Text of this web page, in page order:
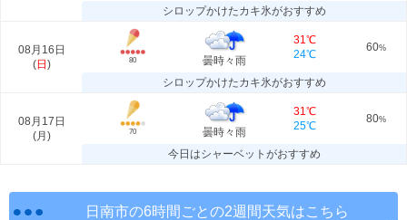
シロップかけたカキ氷がおすすめ
08月16日
(日 ) 80 曇時々雨
31℃
24℃
60%
シロップかけたカキ氷がおすすめ
08月17日
(月 ) 70 曇時々雨
31℃
25℃
80%
今日はシャーベットがおすすめ
日南市の6時間ごとの2週間天気はこちら